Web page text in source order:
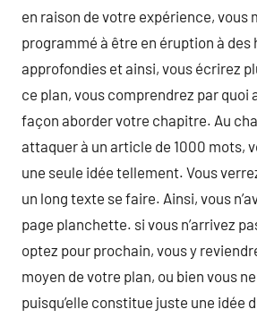
en raison de votre expérience, vous
programmé à être en éruption à des
approfondies et ainsi, vous écrirez
ce plan, vous comprendrez par quoi
façon aborder votre chapitre. Au
attaquer à un article de 1000 mots,
une seule idée tellement. Vous
un long texte se faire. Ainsi, vous
page planchette. si vous n’arrivez
optez pour prochain, vous y
moyen de votre plan, ou bien vous
puisqu’elle constitue juste une idée